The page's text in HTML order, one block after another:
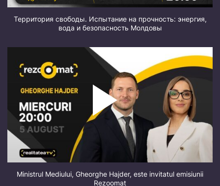
Территория свободы. Испытание на прочность: энергия,
вода и безопасность Молдовы
Ministrul Mediului, Gheorghe Hajder, este invitatul emisiunii
Rezoomat